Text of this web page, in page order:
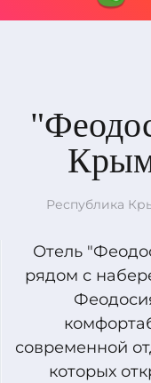
Республика
Отель
рядом с
современной
которых